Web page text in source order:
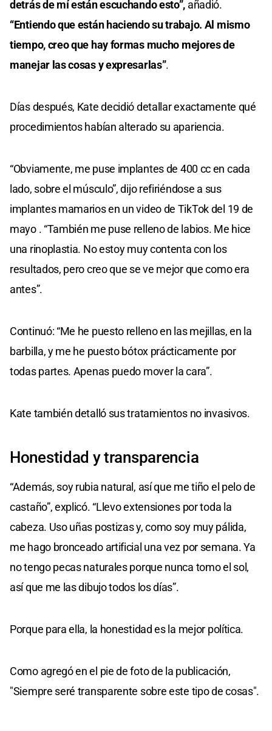
detrás de mí están escuchando esto”, añadió.
“Entiendo que están haciendo su trabajo. Al mismo
tiempo, creo que hay formas mucho mejores de
manejar las cosas y expresarlas”.
Días después, Kate decidió detallar exactamente qué
procedimientos habían alterado su apariencia.
“Obviamente, me puse implantes de 400 cc en cada
lado, sobre el músculo”, dijo refiriéndose a sus
implantes mamarios en un video de TikTok del 19 de
mayo . “También me puse relleno de labios. Me hice
una rinoplastia. No estoy muy contenta con los
resultados, pero creo que se ve mejor que como era
antes”.
Continuó: “Me he puesto relleno en las mejillas, en la
barbilla, y me he puesto bótox prácticamente por
todas partes. Apenas puedo mover la cara”.
Kate también detalló sus tratamientos no invasivos.
Honestidad y transparencia
“Además, soy rubia natural, así que me tiño el pelo de
castaño”, explicó. “Llevo extensiones por toda la
cabeza. Uso uñas postizas y, como soy muy pálida,
me hago bronceado artificial una vez por semana. Ya
no tengo pecas naturales porque nunca tomo el sol,
así que me las dibujo todos los días”.
Porque para ella, la honestidad es la mejor política.
Como agregó en el pie de foto de la publicación,
"Siempre seré transparente sobre este tipo de cosas".